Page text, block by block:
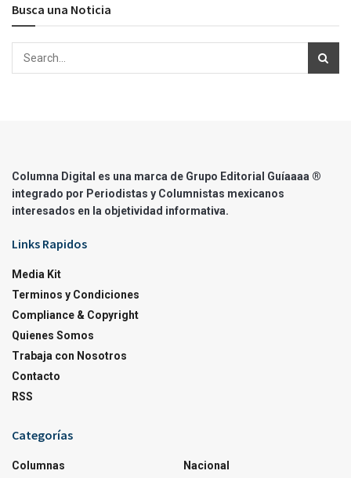
Busca una Noticia
Columna Digital es una marca de Grupo Editorial Guíaaaa ®
integrado por Periodistas y Columnistas mexicanos
interesados en la objetividad informativa.
Links Rapidos
Media Kit
Terminos y Condiciones
Compliance & Copyright
Quienes Somos
Trabaja con Nosotros
Contacto
RSS
Categorías
Columnas
Nacional